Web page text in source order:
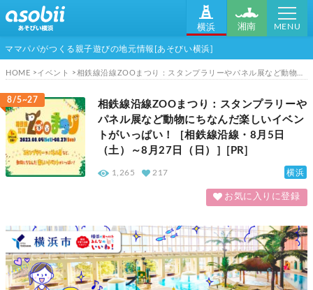
横浜 湘南 MENU
ママパパがつくる親子遊びの地元情報[あそびい横浜]
HOME イベント 相鉄線沿線ZOOまつり：スタンプラリーやパネル展など動物にちなんだ楽しいイベントがいっぱい！［相鉄線沿線・8月5日（土）～8月27日（日）］[PR]
8/5~27
相鉄線沿線ZOOまつり：スタンプラリーや
パネル展など動物にちなんだ楽しいイベン
トがいっぱい！［相鉄線沿線・8月5日
（土）～8月27日（日）］[PR]
横浜
1,265 217
お気に入りに登録